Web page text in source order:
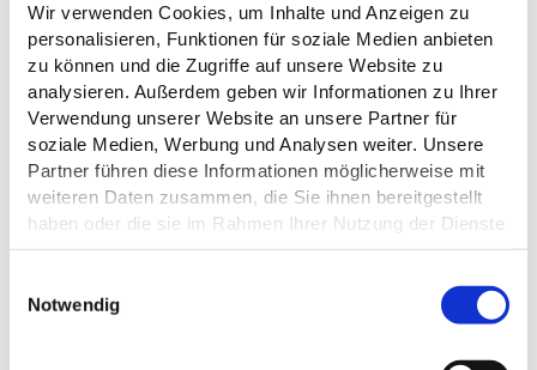
Wir verwenden Cookies, um Inhalte und Anzeigen zu
personalisieren, Funktionen für soziale Medien anbieten
zu können und die Zugriffe auf unsere Website zu
analysieren. Außerdem geben wir Informationen zu Ihrer
Verwendung unserer Website an unsere Partner für
soziale Medien, Werbung und Analysen weiter. Unsere
Partner führen diese Informationen möglicherweise mit
weiteren Daten zusammen, die Sie ihnen bereitgestellt
haben oder die sie im Rahmen Ihrer Nutzung der Dienste
gesammelt haben.
Datenschutz
Notwendig
Bösdorf oder Spitzenort in Plön ideale Familienreiseziele. Hier
sind Hunde erlaubt und ein buntes Animationsprogramm sorgt
im Sommer bei Eltern für den gewünschten Freiraum und
Erholung.
NATURERL
EBNISSE
Von
Tierbeobachtu
ngen bis
Erlebnisse bei © TZHS MOCANOX
KINDER-
UND
FAMILIENP
ROGRAM
M
Bunte
Angebote –
speziell auch
© TZHS Jessenfotografie
URLAUB
AUF DEM
BAUERNH
OF
Ländlich
erholen
zwischen
Hund, Katze
© TZHS MOCANOX